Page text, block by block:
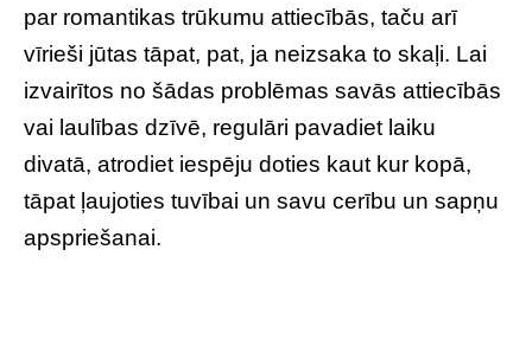
par romantikas trūkumu attiecībās, taču arī
vīrieši jūtas tāpat, pat, ja neizsaka to skaļi. Lai
izvairītos no šādas problēmas savās attiecībās
vai laulības dzīvē, regulāri pavadiet laiku
divatā, atrodiet iespēju doties kaut kur kopā,
tāpat ļaujoties tuvībai un savu cerību un sapņu
apspriešanai.